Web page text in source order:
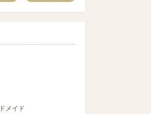
メイド